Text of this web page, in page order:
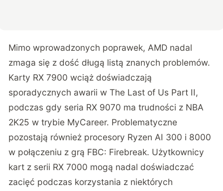
Mimo wprowadzonych poprawek, AMD nadal
zmaga się z dość długą listą znanych problemów.
Karty RX 7900 wciąż doświadczają
sporadycznych awarii w The Last of Us Part II,
podczas gdy seria RX 9070 ma trudności z NBA
2K25 w trybie MyCareer. Problematyczne
pozostają również procesory Ryzen AI 300 i 8000
w połączeniu z grą FBC: Firebreak. Użytkownicy
kart z serii RX 7000 mogą nadal doświadczać
zacięć podczas korzystania z niektórych